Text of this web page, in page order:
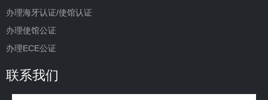
办理海牙认证/使馆认证
办理使馆公证
办理ECE公证
联系我们